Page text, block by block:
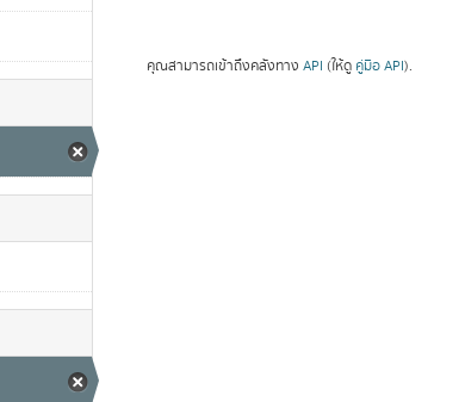
คุณสามารถเข้าถึงคลังทาง API (ให้ดู คู่มือ API).